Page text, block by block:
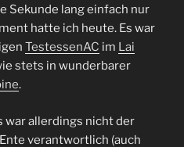
Sekunde lang einfach nur
hatte ich heute. Es war
TestessenAC im Lai
stets in wunderbarer
.
war allerdings nicht der
verantwortlich (auch